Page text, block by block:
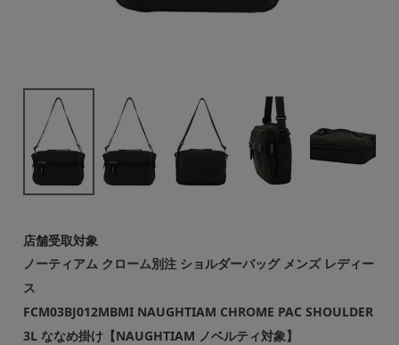
店舗受取対象
ノーティアム クローム別注 ショルダーバッグ メンズ レディー
ス
FCM03BJ012MBMI NAUGHTIAM CHROME PAC SHOULDER
3L ななめ掛け【NAUGHTIAM ノベルティ対象】